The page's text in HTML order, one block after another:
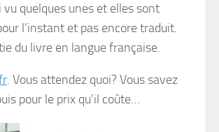
quelques unes et elles sont
l’instant et pas encore traduit.
du livre en langue française.
. Vous attendez quoi? Vous savez
pour le prix qu’il coûte…